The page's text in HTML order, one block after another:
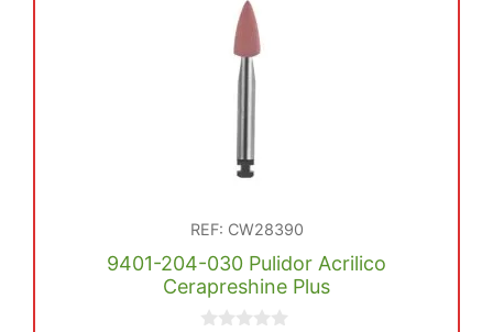
REF: CW28390
9401-204-030 Pulidor Acrilico
Cerapreshine Plus